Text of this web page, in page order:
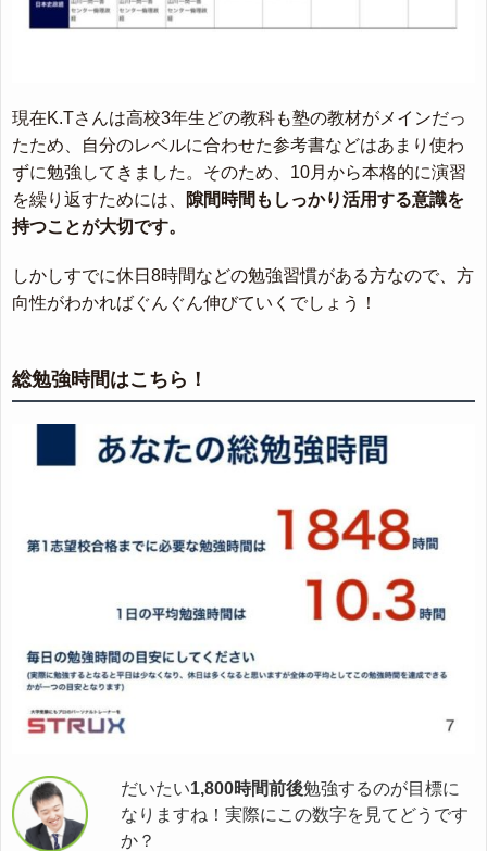
現在K.Tさんは高校3年生どの教科も塾の教材がメインだっ
たため、自分のレベルに合わせた参考書などはあまり使わ
ずに勉強してきました。そのため、10月から本格的に演習
を繰り返すためには、
隙間時間もしっかり活用する意識を
持つことが大切です。
しかしすでに休日8時間などの勉強習慣がある方なので、方
向性がわかればぐんぐん伸びていくでしょう！
総勉強時間はこちら！
だいたい1,800時間前後勉強するのが目標に
なりますね！実際にこの数字を見てどうです
か？